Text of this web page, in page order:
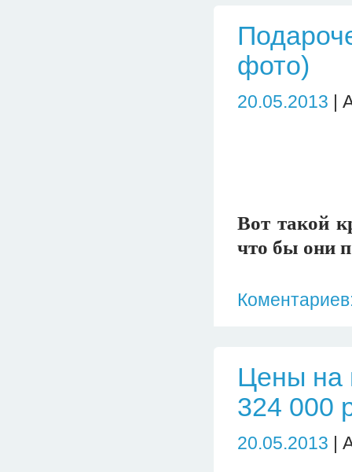
фото)
20.05.2013 |
Вот такой
что бы они
Цены на
324 000
20.05.2013 |